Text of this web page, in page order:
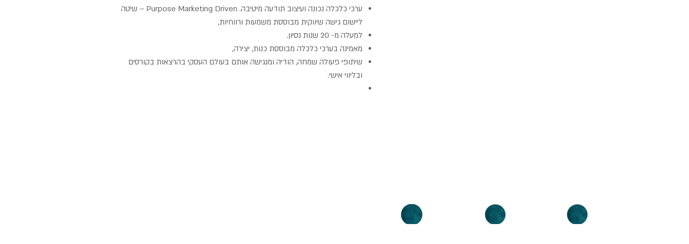
ערכי כלכלה נכונה ועיצוב תודעה מיטיבה. Purpose Marketing Driven – שיטה
ליישום גישה שיווקית מבוססת משמעות ורווחיות,
למעלה מ- 20 שנות נסיון.
מאמינה בערכי כלכלה מבוססת כנות, יצירה,
שיתופי פעולה שמחה, הודיה ומנגישה אותם בעולם העסקי בהרצאות בקורסים
ובליווי אישי.